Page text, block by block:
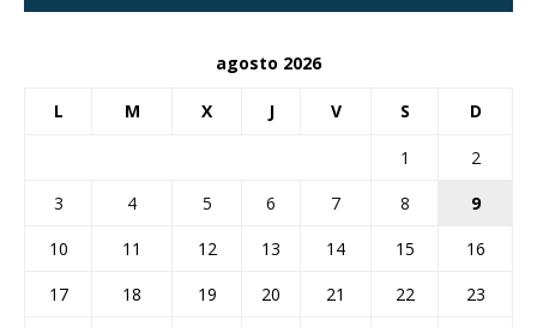
agosto 2026
L M X J V S D
1
2
3
4 5 6 7 8
9
10
11 12 13 14 15
16
17
18 19 20 21 22
23